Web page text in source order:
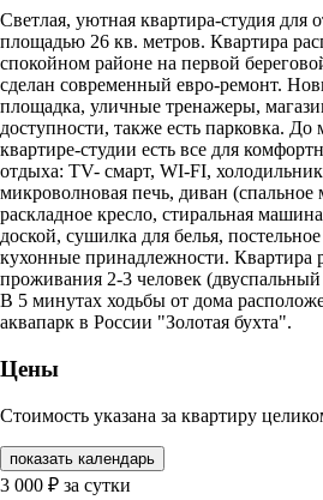
Светлая, уютная квартира-студия для
площадью 26 кв. метров. Квартира
спокойном районе на первой
сделан современный евро-ремонт.
площадка, уличные тренажеры,
доступности, также есть парковка.
квартире-студии есть все для
отдыха: TV- смарт, WI-FI,
микроволновая печь, диван (спальное
раскладное кресло, стиральная
доской, сушилка для белья,
кухонные принадлежности. Квартира
проживания 2-3 человек
В 5 минутах ходьбы от дома
аквапарк в России "Золотая бухта".
Цены
Стоимость указана за квартиру
показать календарь
3 000 ₽ за сутки